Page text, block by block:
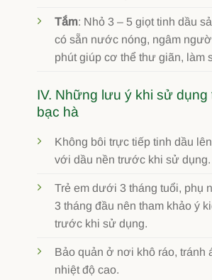
Tắm: Nhỏ 3 – 5 giọt tinh dầu
có sẵn nước nóng, ngâm
phút giúp cơ thể thư giãn, làm
IV. Những lưu ý khi sử dụng
bạc hà
Không bôi trực tiếp tinh dầu
với dầu nền trước khi sử dụng.
Trẻ em dưới 3 tháng tuổi, phụ
3 tháng đầu nên tham khảo ý
trước khi sử dụng.
Bảo quản ở nơi khô ráo, tránh
nhiệt độ cao.